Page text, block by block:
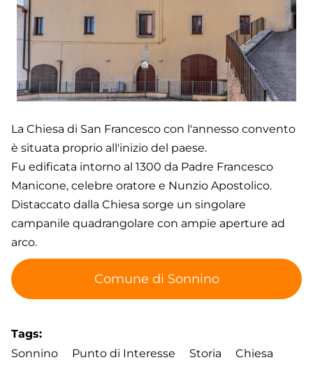
La Chiesa di San Francesco con l'annesso convento
è situata proprio all'inizio del paese.
Fu edificata intorno al 1300 da Padre Francesco
Manicone, celebre oratore e Nunzio Apostolico.
Distaccato dalla Chiesa sorge un singolare
campanile quadrangolare con ampie aperture ad
arco.
Comune di Sonnino
Tags
Sonnino
Punto di Interesse Storia
Chiesa